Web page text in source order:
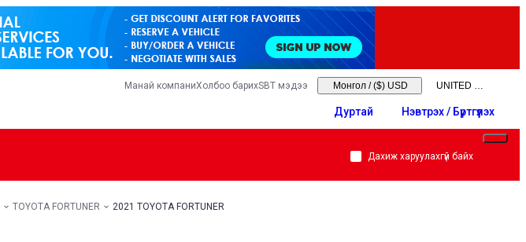
Манай компаниХолбоо барихSBT мэдээ Монгол / ($) USD
Дуртай Нэвтрэх / Бүртгүүлэх
Дахиж харуулахгүй байх
TOYOTA FORTUNER 2021 TOYOTA FORTUNER